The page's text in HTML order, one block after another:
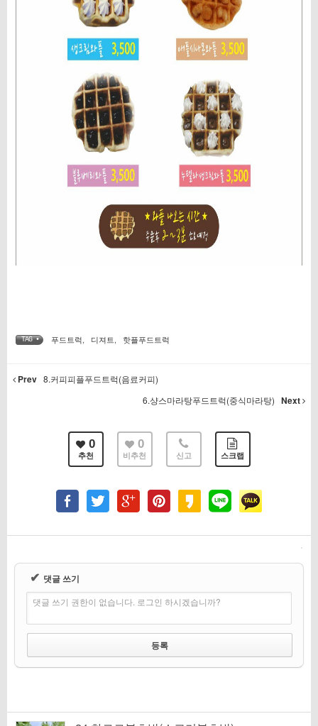
TAG • 푸드트럭, 디져트, 핫플푸드트럭
Prev 8.커피피플푸드트럭(음료커피)
6.샹스마라탕푸드트럭(중식마라탕) Next
0
추천
0
비추천 신고 스크랩
✔ 댓글 쓰기
댓글 쓰기 권한이 없습니다. 로그인 하시겠습니까?